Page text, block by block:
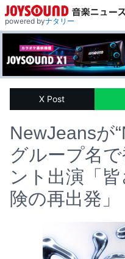
powered byナタリー
X Post
NewJeansが
グループ名
ント出演「
険の再出発」